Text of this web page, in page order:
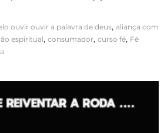
ouvir ouvir a palavra de deus, aliança com
espiritual, consumador, curso fé, Fé